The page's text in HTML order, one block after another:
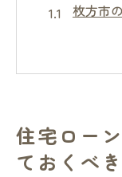
枚方市
人口動
た住宅
教育施
住宅ロー
ておくべ